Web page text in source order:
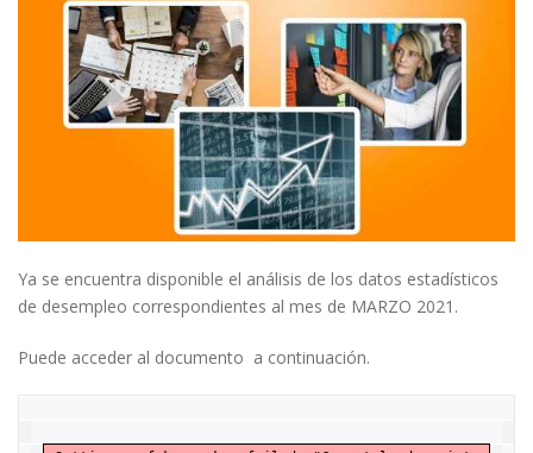
Ya se encuentra disponible el análisis de los datos estadísticos
de desempleo correspondientes al mes de MARZO 2021.
Puede acceder al documento a continuación.